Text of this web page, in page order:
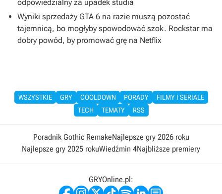
odpowiedzialny za upadek studia
Wyniki sprzedaży GTA 6 na razie muszą pozostać
tajemnicą, bo mogłyby spowodować szok. Rockstar ma
dobry powód, by promować grę na Netflix
WSZYSTKIE GRY COOLDOWN PORADY
FILMY I SERIALE
TECH
TEMATY RSS
Poradnik Gothic RemakeNajlepsze gry 2026 roku
Najlepsze gry 2025 rokuWiedźmin 4Najbliższe premiery
GRYOnline.pl: